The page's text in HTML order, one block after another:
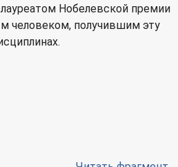
Нобелевской премии
человеком, получившим эту